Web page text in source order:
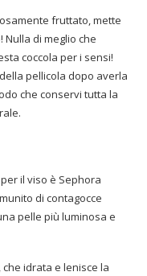
fruttato, mette
Nulla di meglio che
coccola per i sensi!
pellicola dopo averla
che conservi tutta la
il viso è Sephora
di contagocce
pelle più luminosa e
, che idrata e lenisce la